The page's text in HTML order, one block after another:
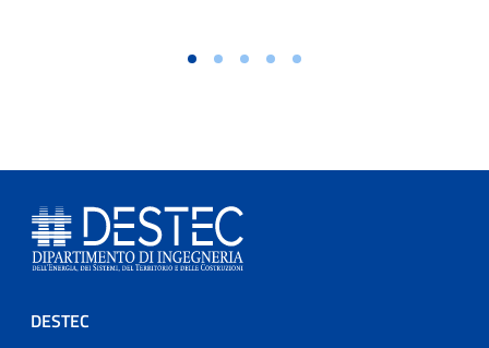
Footer menu
DESTEC